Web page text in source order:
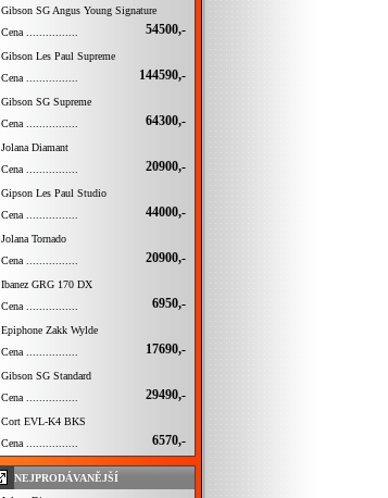
Gibson SG Angus Young Signature
Cena ................
54500,-
Gibson Les Paul Supreme
Cena ................
144590,-
Gibson SG Supreme
Cena ................
64300,-
Jolana Diamant
Cena ................
20900,-
Gipson Les Paul Studio
Cena ................
44000,-
Jolana Tornado
Cena ................
20900,-
Ibanez GRG 170 DX
Cena ................
6950,-
Epiphone Zakk Wylde
Cena ................
17690,-
Gibson SG Standard
Cena ................
29490,-
Cort EVL-K4 BKS
Cena ................
6570,-
NEJPRODÁVANĚJŠÍ